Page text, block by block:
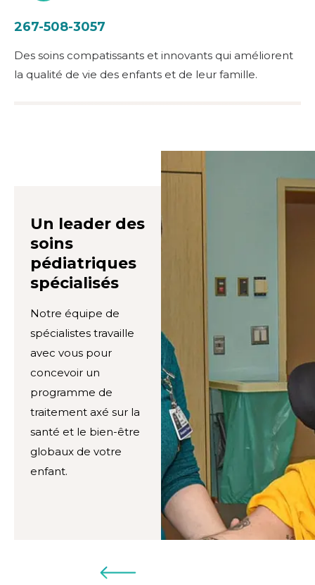
267-508-3057
Des soins compatissants et innovants qui améliorent
la qualité de vie des enfants et de leur famille.
Un leader des
soins
pédiatriques
spécialisés
Notre équipe de
spécialistes travaille
avec vous pour
concevoir un
programme de
traitement axé sur la
santé et le bien-être
globaux de votre
enfant.